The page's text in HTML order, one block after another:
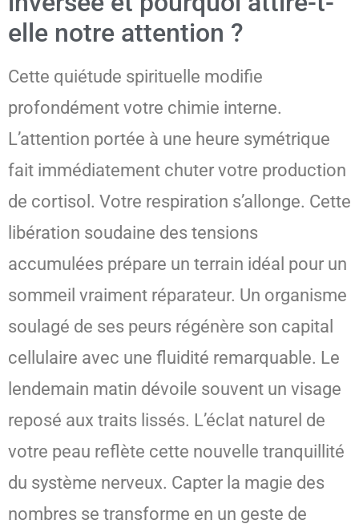
elle notre attention ?
Cette quiétude spirituelle modifie
profondément votre chimie interne.
L’attention portée à une heure symétrique
fait immédiatement chuter votre production
de cortisol. Votre respiration s’allonge. Cette
libération soudaine des tensions
accumulées prépare un terrain idéal pour un
sommeil vraiment réparateur. Un organisme
soulagé de ses peurs régénère son capital
cellulaire avec une fluidité remarquable. Le
lendemain matin dévoile souvent un visage
reposé aux traits lissés. L’éclat naturel de
votre peau reflète cette nouvelle tranquillité
du système nerveux. Capter la magie des
nombres se transforme en un geste de